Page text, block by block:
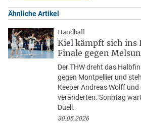
Ähnliche Artikel
Handball
Kiel kämpft sich ins
Finale gegen
Der THW dreht das
gegen Montpellier und
Keeper Andreas Wolff
veränderten. Sonntag
Duell.
30.05.2026